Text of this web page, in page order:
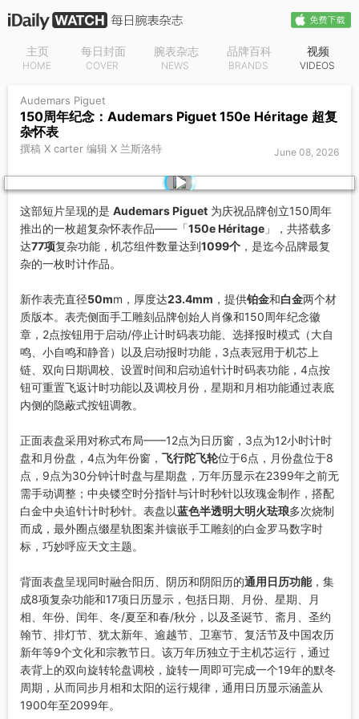
主页
HOME
每日封面
COVER
腕表杂志
NEWS
品牌百科
BRANDS
视频
VIDEOS
Audemars Piguet
150周年纪念：Audemars Piguet 150e Héritage 超复
杂怀表
June 08, 2026
撰稿 X carter 编辑 X 兰斯洛特
这部短片呈现的是 Audemars Piguet 为庆祝品牌创立150周年
推出的一枚超复杂怀表作品——「150e Héritage 」，共搭载多
达77项复杂功能，机芯组件数量达到1099个 ，是迄今品牌最复
杂的一枚时计作品。
新作表壳直径50mm，厚度达23.4mm ，提供铂金和白金两个材
质版本。表壳侧面手工雕刻品牌创始人肖像和150周年纪念徽
章，2点按钮用于启动/停止计时码表功能、选择报时模式（大自
鸣、小自鸣和静音）以及启动报时功能，3点表冠用于机芯上
链、双向日期调校、设置时间和启动追针计时码表功能，4点按
钮可重置飞返计时功能以及调校月份，星期和月相功能通过表底
内侧的隐蔽式按钮调教。
正面表盘采用对称式布局——12点为日历窗，3点为12小时计时
盘和月份盘，4点为年份窗， 飞行陀飞轮位于6点，月份盘位于8
点，9点为30分钟计时盘与星期盘，万年历显示在2399年之前无
需手动调整；中央镂空时分指针与计时秒针以玫瑰金制作，搭配
白金中央追针计时秒针。表盘以蓝色半透明大明火珐琅多次烧制
而成，最外圈点缀星轨图案并镶嵌手工雕刻的白金罗马数字时
标，巧妙呼应天文主题。
背面表盘呈现同时融合阳历、阴历和阴阳历的通用日历功能，集
成8项复杂功能和17项日历显示，包括日期、月份、星期、月
相、年份、闰年、冬/夏至和春/秋分，以及圣诞节、斋月、圣约
翰节、排灯节、犹太新年、逾越节、卫塞节、复活节及中国农历
新年等9个文化和宗教节日。该万年历独立于主机芯运行，通过
表背上的双向旋转轮盘调校，旋转一周即可完成一个19年的默冬
周期，从而同步月相和太阳的运行规律，通用日历显示涵盖从
1900年至2099年。